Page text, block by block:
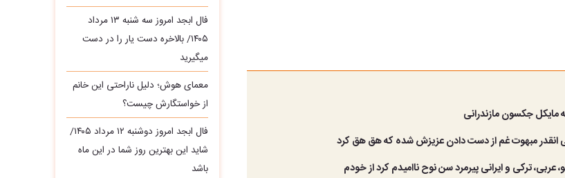
مایکل جکسون مازندرانی
انقدر مبهوت غم از دست دادن عزیزش شده که هق هق کرد
عربی، ترکی و ایرانی پیرمرد سن نوح ناامیدم کرد از خودم
فال ابجد امروز سه‌ شنبه ۱۳ مرداد
۱۴۰۵/ بالاخره دست یار را در دست
میگیرید
معمای هوش؛ دلیل ناراحتی این خانم
از خواستگارش چیست؟
فال ابجد امروز دوشنبه ۱۲ مرداد ۱۴۰۵/
شاید این بهترین روز شما در این ماه
باشد